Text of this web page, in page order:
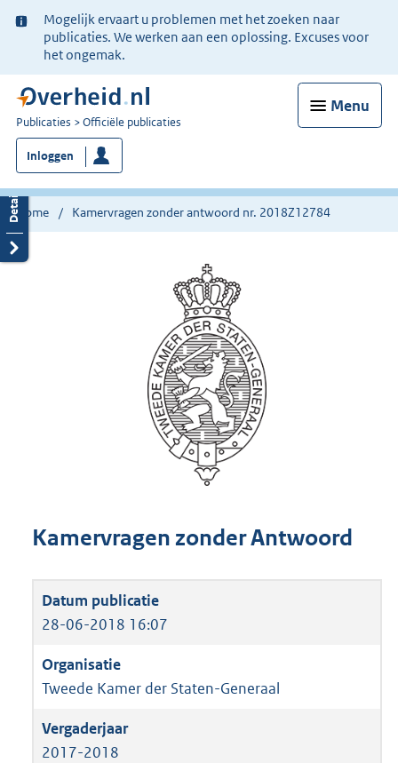
Ter
informatie:
Mogelijk ervaart u problemen met het zoeken naar
publicaties. We werken aan een oplossing. Excuses voor
het ongemak.
Menu
U
bent
nu
hier:
Publicaties Officiële publicaties
Inloggen
Home Kamervragen zonder antwoord nr. 2018Z12784
Kamervragen zonder Antwoord
28-06-2018 16:07
Tweede Kamer der Staten-Generaal
2017-2018